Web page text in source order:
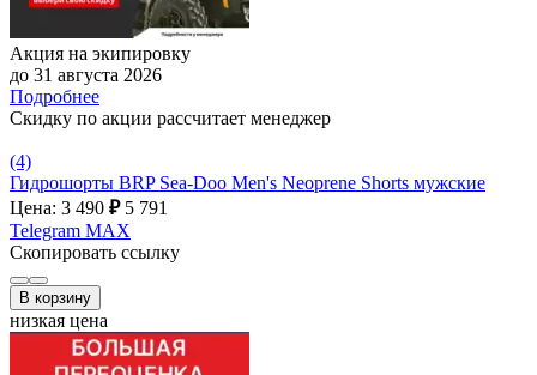
Акция на экипировку
до 31 августа 2026
Подробнее
Скидку по акции рассчитает менеджер
(4)
Гидрошорты BRP Sea-Doo Men's Neoprene Shorts мужские
Цена: 3 490 ₽ 5 791
Telegram MAX
Скопировать ссылку
В корзину
низкая цена